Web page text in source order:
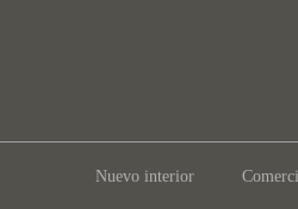
Nuevo interior